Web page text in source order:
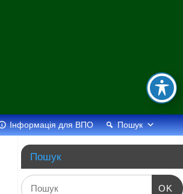
Інформація для ВПО Пошук
Пошук
OK